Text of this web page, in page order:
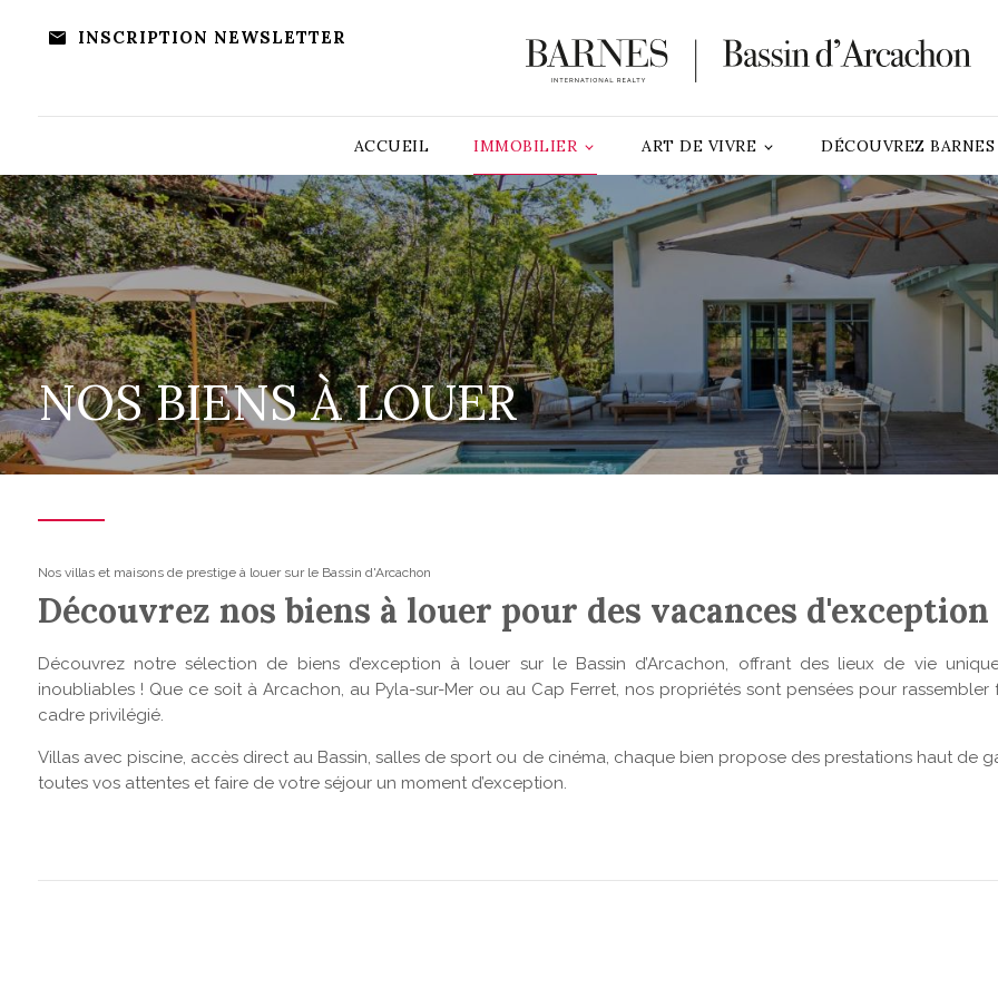
INSCRIPTION NEWSLETTER
ACCUEIL IMMOBILIER ART DE VIVRE DÉCOUVREZ BARNES
NOS BIENS À LOUER
Nos villas et maisons de prestige à louer sur le Bassin d'Arcachon
Découvrez nos biens à louer pour des vacances
Découvrez notre sélection de biens d’exception à louer sur le Bassin d’Arcachon, offrant des lieux de vie
inoubliables ! Que ce soit à Arcachon, au Pyla-sur-Mer ou au Cap Ferret, nos propriétés sont pensées pour rassembler
cadre privilégié.
Villas avec piscine, accès direct au Bassin, salles de sport ou de cinéma, chaque bien propose des prestations haut de
toutes vos attentes et faire de votre séjour un moment d’exception.